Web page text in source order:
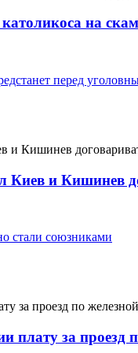
на
перед
Киев и Кишинев
стали союзниками
плату за проезд